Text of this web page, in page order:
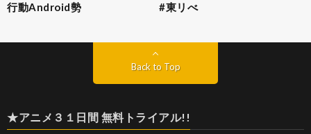
行動Android勢
#東リべ
Back to Top
★アニメ３１日間 無料トライアル!!